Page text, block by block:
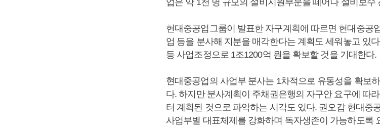
업은 약 1천 명 규모의 설비지원부문을 떼어나 설비보수
현대중공업그룹이 발표한 자구계획에 따르면 현대중공
업 등을 분사해 지분을 매각한다는 계획도 세워놓고 있
등 사업조정으로 1조1200억 원을 확보할 것을 기대한다.
현대중공업의 사업부 분사는 1차적으로 유동성을 확보
다. 하지만 분사계획이 주채권은행의 자구안 요구에 따
터 계획된 것으로 파악하는 시각도 있다. 권오갑 현대중
사업부별 대표체제를 강화하며 독자생존이 가능하도록